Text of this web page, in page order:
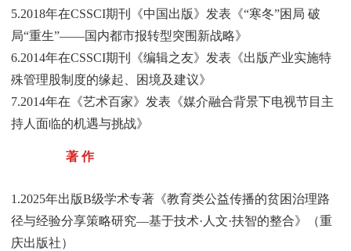
5.2018年在CSSCI期刊《中国出版》发表《“寒冬”困局 破
局“重生”——国内都市报转型突围新战略》
6.2014年在CSSCI期刊《编辑之友》发表《出版产业实施特
殊管理股制度的缘起、困境及建议》
7.2014年在《艺术百家》发表《媒介融合背景下电视节目主
持人面临的机遇与挑战》
著 作
1.2025年出版B级学术专著《教育类公益传播的贫困治理路
径与经验分享策略研究—基于技术·人文·扶智的整合》（重
庆出版社）